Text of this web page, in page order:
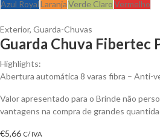
Azul RoyalLaranjaVerde ClaroVermelho
Exterior, Guarda-Chuvas
Guarda Chuva Fibertec
Highlights:
Abertura automática 8 varas fibra – Anti-
Valor apresentado para o Brinde não
vantagens na compra de grandes
€5,66 C/ IVA